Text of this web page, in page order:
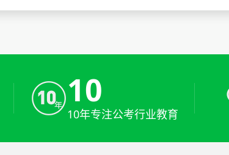
10
10年专注公考行业教育